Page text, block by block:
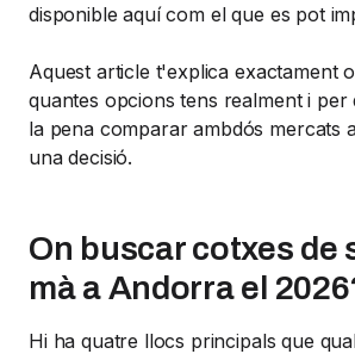
disponible aquí com el que es pot
Aquest article t'explica exactament
quantes opcions tens realment i per
la pena comparar ambdós mercats
una decisió.
On buscar cotxes de
mà a Andorra el
Hi ha quatre llocs principals que